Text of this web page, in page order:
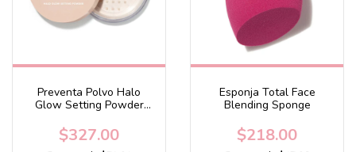
Preventa Polvo Halo
Glow Setting Powder
$327.00
Esponja Total Face
Blending Sponge
$218.00